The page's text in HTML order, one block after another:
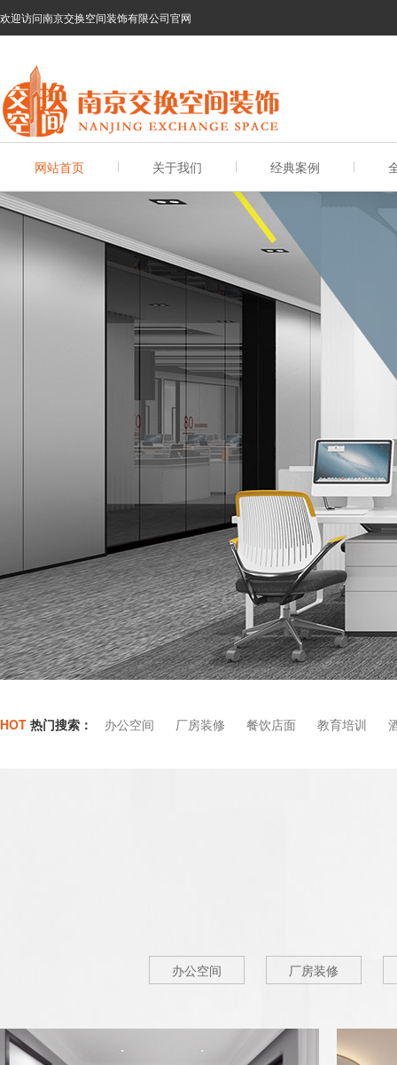
欢迎访问南京交换空间装饰有限公司官网
网站首页 关于我们 经典案例
HOT 热门搜索： 办公空间 厂房装修 餐饮店面 教育培训
办公空间 厂房装修